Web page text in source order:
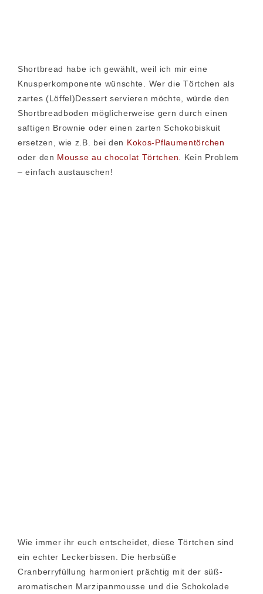
Shortbread habe ich gewählt, weil ich mir eine
Knusperkomponente wünschte. Wer die Törtchen als
zartes (Löffel)Dessert servieren möchte, würde den
Shortbreadboden möglicherweise gern durch einen
saftigen Brownie oder einen zarten Schokobiskuit
ersetzen, wie z.B. bei den Kokos-Pflaumentörchen
oder den Mousse au chocolat Törtchen . Kein Problem
– einfach austauschen!
Wie immer ihr euch entscheidet, diese Törtchen sind
ein echter Leckerbissen. Die herbsüße
Cranberryfüllung harmoniert prächtig mit der süß-
aromatischen Marzipanmousse und die Schokolade